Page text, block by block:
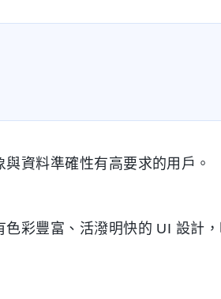
資料準確性有高要求的用戶。
彩豐富、活潑明快的 UI 設計